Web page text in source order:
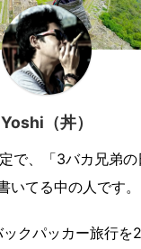
Yoshi（丼）
で、「3バカ兄弟の
いてる中の人です。
クパッカー旅行を